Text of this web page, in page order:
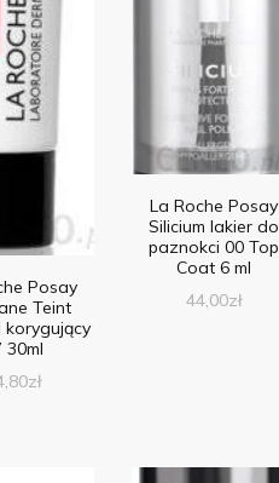
Posay
Teint
korygujący
30ml
zł
La Roche Posay
Silicium lakier do
paznokci 00 Top
Coat 6 ml
44,00zł